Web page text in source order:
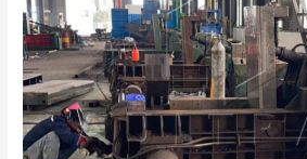
to
Used
Metal
Baler
Machines:
Functions,